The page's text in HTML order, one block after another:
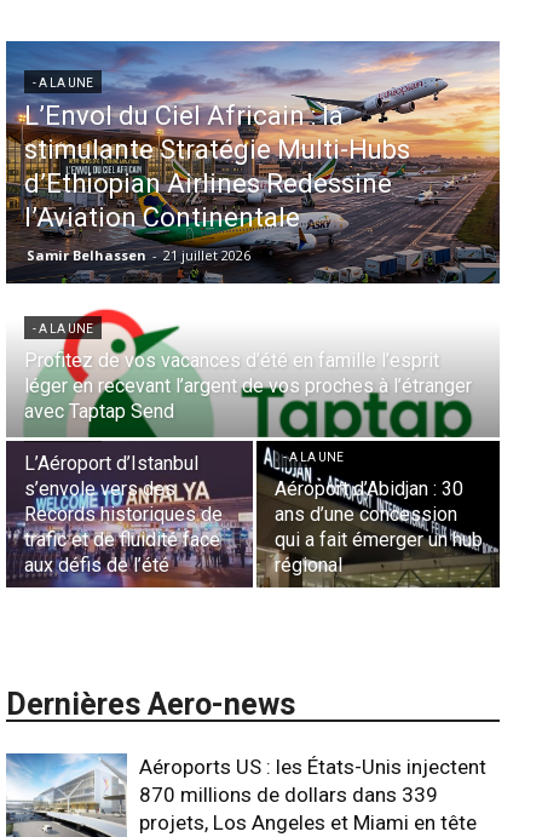
- A LA UNE
Aéroports US : les États-Unis
injectent 870 millions de dollars
dans 339 projets, Los Angeles et
Miami en tête
Samir Belhassen - 6 août 2026
- A LA UNE
Aérien & Stratégie : Comment Royal Air Maroc fait de
la diaspora européenne le moteur de son hub de
Casablanca
- A LA UNE
Sécurité des frontières
aériennes en Afrique :
L’appel urgent à
l’harmonisation globale
- A LA UNE
Nominations : Sadri
Essid à la tête de la
Représentation d’Air
France en Tunisie et
Lionel Rault aux
commandes de la région
ANSCO
Dernières Aero-news
Aéroports US : les États-Unis injectent
870 millions de dollars dans 339
projets, Los Angeles et Miami en tête